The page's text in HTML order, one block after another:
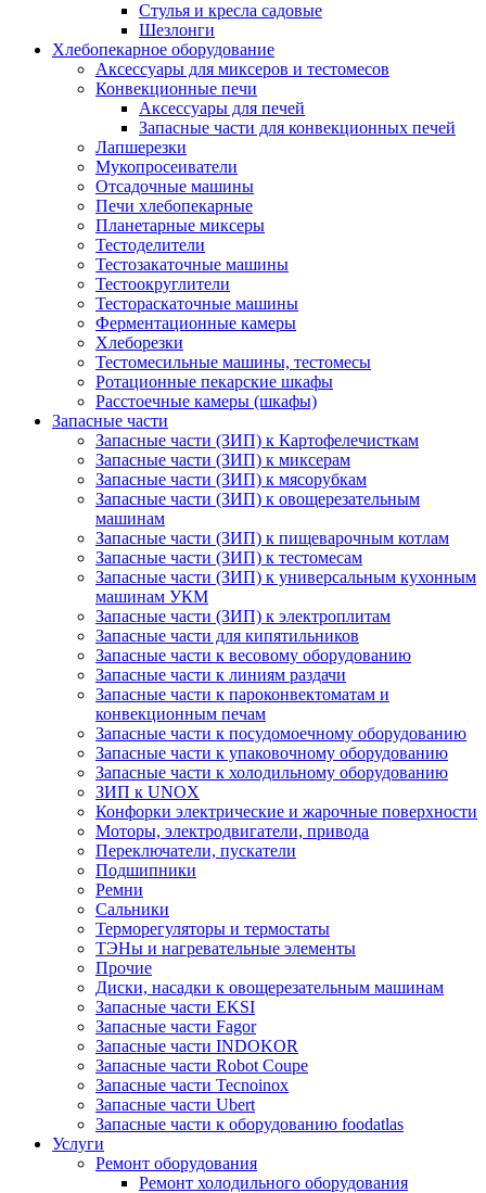
Стулья и кресла садовые
Шезлонги
Хлебопекарное оборудование
Аксессуары для миксеров и тестомесов
Конвекционные печи
Аксессуары для печей
Запасные части для конвекционных печей
Лапшерезки
Мукопросеиватели
Отсадочные машины
Печи хлебопекарные
Планетарные миксеры
Тестоделители
Тестозакаточные машины
Тестоокруглители
Тестораскаточные машины
Ферментационные камеры
Хлеборезки
Тестомесильные машины, тестомесы
Ротационные пекарские шкафы
Расстоечные камеры (шкафы)
Запасные части
Запасные части (ЗИП) к Картофелечисткам
Запасные части (ЗИП) к миксерам
Запасные части (ЗИП) к мясорубкам
Запасные части (ЗИП) к овощерезательным
машинам
Запасные части (ЗИП) к пищеварочным котлам
Запасные части (ЗИП) к тестомесам
Запасные части (ЗИП) к универсальным кухонным
машинам УКМ
Запасные части (ЗИП) к электроплитам
Запасные части для кипятильников
Запасные части к весовому оборудованию
Запасные части к линиям раздачи
Запасные части к пароконвектоматам и
конвекционным печам
Запасные части к посудомоечному оборудованию
Запасные части к упаковочному оборудованию
Запасные части к холодильному оборудованию
ЗИП к UNOX
Конфорки электрические и жарочные поверхности
Моторы, электродвигатели, привода
Переключатели, пускатели
Подшипники
Ремни
Сальники
Терморегуляторы и термостаты
ТЭНы и нагревательные элементы
Прочие
Диски, насадки к овощерезательным машинам
Запасные части EKSI
Запасные части Fagor
Запасные части INDOKOR
Запасные части Robot Coupe
Запасные части Tecnoinox
Запасные части Ubert
Запасные части к оборудованию foodatlas
Услуги
Ремонт оборудования
Ремонт холодильного оборудования